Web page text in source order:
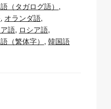
s
A
p
p
c
h
（タガログ語）
オランダ語
語 ロシア語
（繁体字） 韓国語